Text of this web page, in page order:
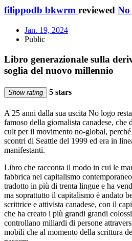
filippodb bkwrm reviewed No
Jan. 19, 2024
Public
Libro generazionale sulla
soglia del nuovo millennio
Show rating 5 stars
A 25 anni dalla sua uscita No logo
famoso della giornalista canadese, che
cult per il movimento no-global,
scontri di Seattle del 1999 ed era in
manifestanti.
Libro che racconta il modo in cui le
fabbrica nel capitalismo
tradotto in più di trenta lingue e ha
ma soprattutto il capitalismo è andato
scrittrice e attivista canadese, con il
che ha creato i più grandi grandi
controllano miliardi di persone
mobili che al momento della scrittura